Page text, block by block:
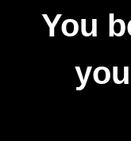
You
you